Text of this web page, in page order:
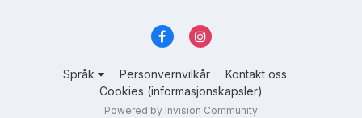
Språk Personvernvilkår
Kontakt oss
Cookies (informasjonskapsler)
Powered by Invision Community